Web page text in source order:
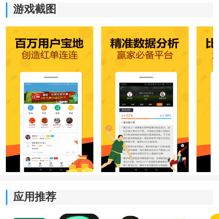
500彩票官网-500彩票官方-500彩票安卓版-点击进入
软件特色
1、平台围绕缩水过滤逻辑构建完整的数据筛选体系，通
过多条件组合过滤、区间排除与结构对照，让原本庞杂
的赛事组合逐步缩小范围，减少重复筛选带来的时间消
耗，整体分析过程更加清晰高效。
2、首页集中展示热门赛事动态、赔率变化趋势与常用过
滤模块，用户进入后即可快速查看近期重点内容，不需
然。
游戏截图
应用推荐